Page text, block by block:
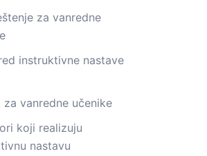
za vanredne
instruktivne nastave
za vanredne učenike
koji realizuju
nastavu